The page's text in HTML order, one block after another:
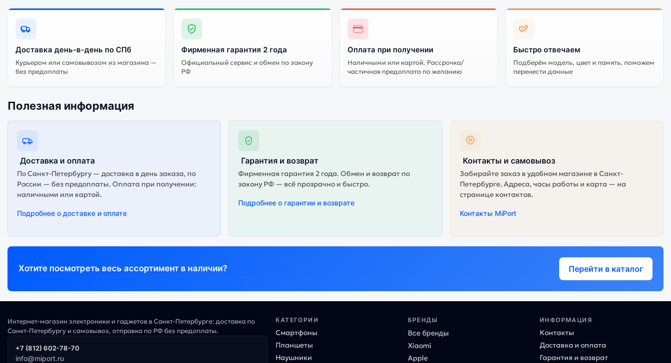
Доставка день-в-день по СПб
Курьером или самовывозом из магазина —
без предоплаты
Фирменная гарантия 2 года
Официальный сервис и обмен по закону
РФ
Оплата при получении
Наличными или картой. Рассрочка/
частичная предоплата по желанию
Быстро отвечаем
Подберём модель, цвет и память, поможем
перенести данные
Полезная информация
Доставка и оплата
По Санкт-Петербургу — доставка в день заказа, по
России — без предоплаты. Оплата при получении:
наличными или картой.
Подробнее о доставке и оплате
Гарантия и возврат
Фирменная гарантия 2 года. Обмен и возврат по
закону РФ — всё прозрачно и быстро.
Подробнее о гарантии и возврате
Контакты и самовывоз
Забирайте заказ в удобном магазине в Санкт-
Петербурге. Адреса, часы работы и карта — на
странице контактов.
Контакты MiPort
Хотите посмотреть весь ассортимент в наличии? Перейти в каталог
Интернет-магазин электроники и гаджетов в Санкт-Петербурге: доставка по
Санкт-Петербургу и самовывоз, отправка по РФ без предоплаты.
+7 (812) 602-78-70
info@miport.ru
КАТЕГОРИИ
Смартфоны
Планшеты
Наушники
БРЕНДЫ
Все бренды
Xiaomi
Apple
ИНФОРМАЦИЯ
Контакты
Доставка и оплата
Гарантия и возврат